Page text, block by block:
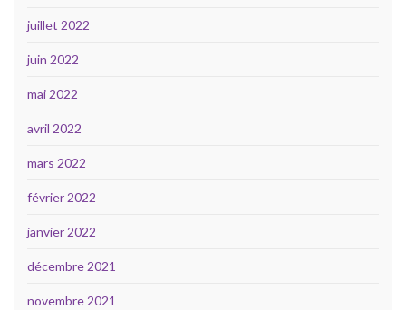
juillet 2022
juin 2022
mai 2022
avril 2022
mars 2022
février 2022
janvier 2022
décembre 2021
novembre 2021